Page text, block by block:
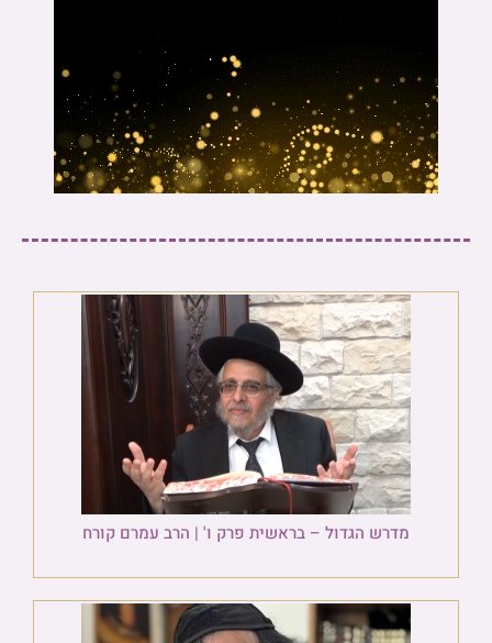
מדרש הגדול – בראשית פרק ו' | הרב עמרם קורח